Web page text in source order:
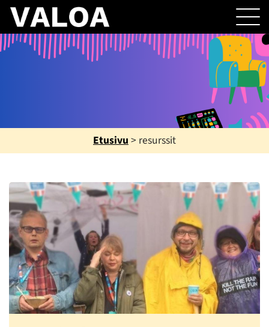
Etusivu > resurssit